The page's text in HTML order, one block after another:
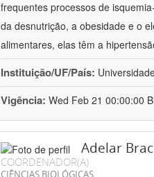
frequentes processos de
da desnutrição, a obesidade e o
alimentares, elas têm a
Instituição/UF/País:
Vigência: Wed Feb 21 00:00:00
Adelar
COORDENADOR(A)
CIÊNCIAS BIOLÓGICAS